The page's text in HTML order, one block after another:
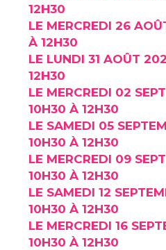
12H30
LE MERCREDI 26
À 12H30
LE LUNDI 31 AOÛT
12H30
LE MERCREDI 02
10H30 À 12H30
LE SAMEDI 05
10H30 À 12H30
LE MERCREDI 09
10H30 À 12H30
LE SAMEDI 12
10H30 À 12H30
LE MERCREDI 16
10H30 À 12H30